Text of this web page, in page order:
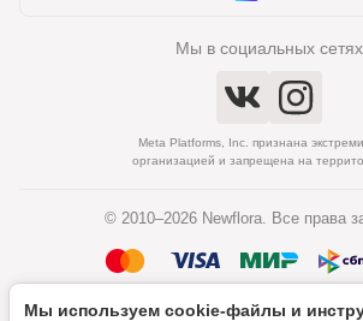
Мы в социальных сетях
Meta Platforms, Inc. признана
организацией и запрещена на
© 2010–2026 Newflora. Все права
Мы используем cookie‑файлы и